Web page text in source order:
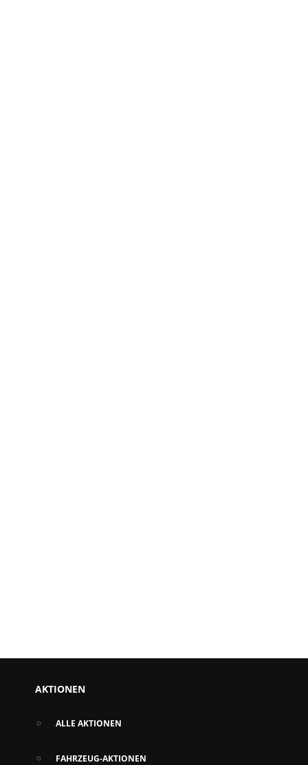
AKTIONEN
ALLE AKTIONEN
FAHRZEUG-AKTIONEN